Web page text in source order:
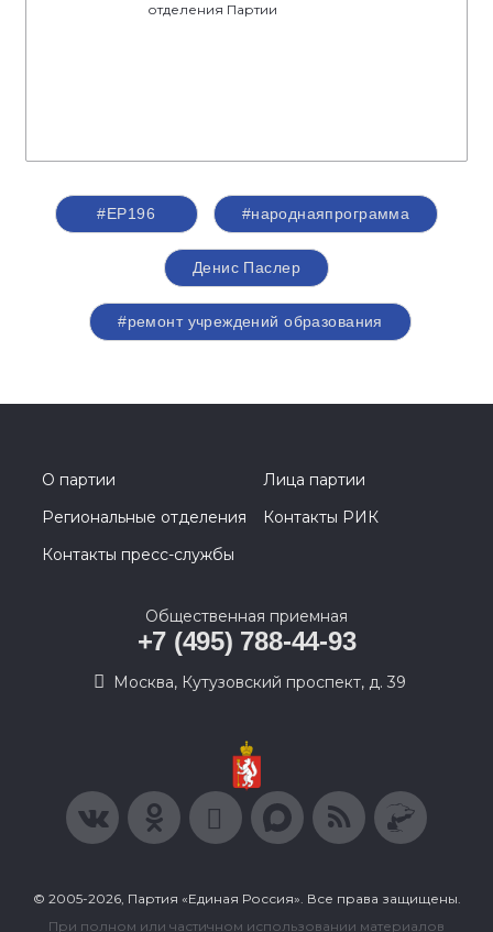
отделения Партии
#ЕР196 #народнаяпрограмма
Денис Паслер
#ремонт учреждений образования
О партии
Лица партии
Региональные отделения
Контакты РИК
Контакты пресс-службы
Общественная приемная
+7 (495) 788-44-93
Москва, Кутузовский проспект, д. 39
© 2005-2026, Партия «Единая Россия». Все права защищены.
При полном или частичном использовании материалов